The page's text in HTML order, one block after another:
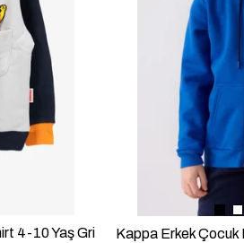
4-10 Yaş Gri